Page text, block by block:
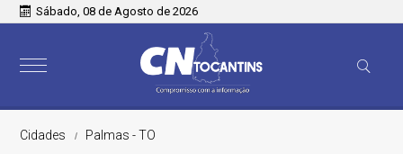
Sábado, 08 de Agosto de 2026
Cidades Palmas - TO